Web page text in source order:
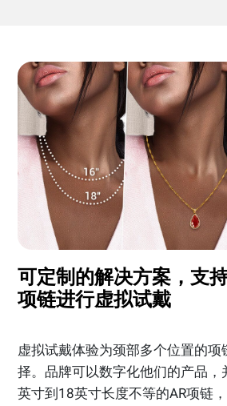
可定制的解决方案，支
项链进行虚拟试戴
虚拟试戴体验为颈部多个位置的项
择。品牌可以数字化他们的产品，
英寸到18英寸长度不等的AR项链